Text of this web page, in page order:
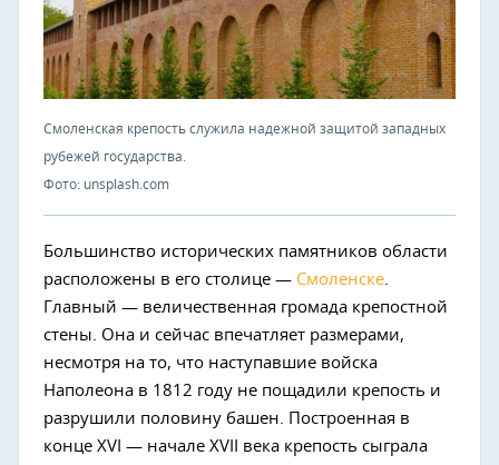
Смоленская крепость служила надежной защитой западных
рубежей государства.
Фото: unsplash.com
Большинство исторических памятников области
расположены в его столице — Смоленске.
Главный — величественная громада крепостной
стены. Она и сейчас впечатляет размерами,
несмотря на то, что наступавшие войска
Наполеона в 1812 году не пощадили крепость и
разрушили половину башен. Построенная в
конце XVI — начале XVII века крепость сыграла